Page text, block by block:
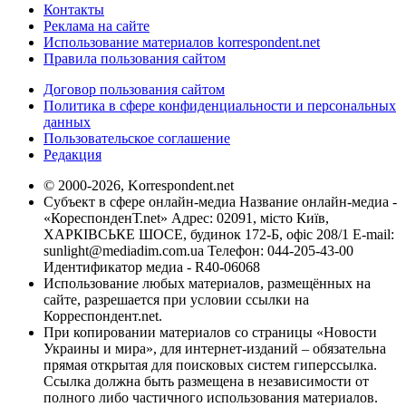
Контакты
Реклама на сайте
Использование материалов korrespondent.net
Правила пользования сайтом
Договор пользования сайтом
Политика в сфере конфиденциальности и персональных
данных
Пользовательское соглашение
Редакция
© 2000-2026, Korrespondent.net
Субъект в сфере онлайн-медиа Название онлайн-медиа -
«КореспонденТ.net» Адрес: 02091, місто Київ,
ХАРКІВСЬКЕ ШОСЕ, будинок 172-Б, офіс 208/1 E-mail:
sunlight@mediadim.com.ua Телефон: 044-205-43-00
Идентификатор медиа - R40-06068
Использование любых материалов, размещённых на
сайте, разрешается при условии ссылки на
Корреспондент.net.
При копировании материалов со страницы «Новости
Украины и мира», для интернет-изданий – обязательна
прямая открытая для поисковых систем гиперссылка.
Ссылка должна быть размещена в независимости от
полного либо частичного использования материалов.